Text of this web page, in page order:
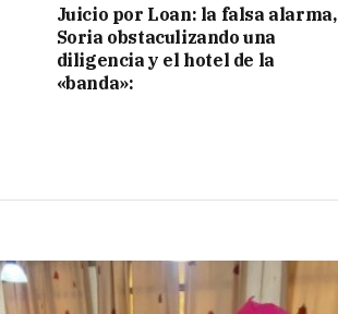
Juicio por Loan: la falsa alarma,
Soria obstaculizando una
diligencia y el hotel de la
«banda»: